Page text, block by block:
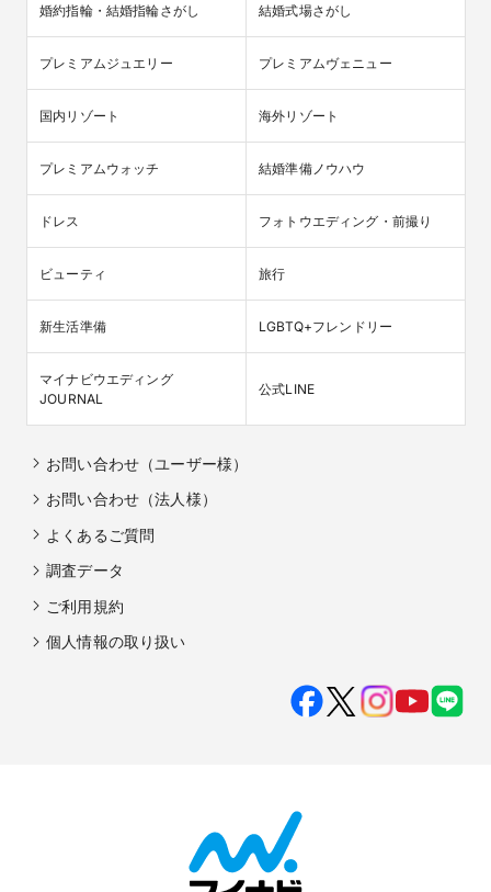
婚約指輪・結婚指輪さがし 結婚式場さがし
プレミアムジュエリー プレミアムヴェニュー
国内リゾート 海外リゾート
プレミアムウォッチ 結婚準備ノウハウ
ドレス フォトウエディング・前撮り
ビューティ 旅行
新生活準備 LGBTQ+フレンドリー
マイナビウエディング
JOURNAL
公式LINE
お問い合わせ（ユーザー様）
お問い合わせ（法人様）
よくあるご質問
調査データ
ご利用規約
個人情報の取り扱い